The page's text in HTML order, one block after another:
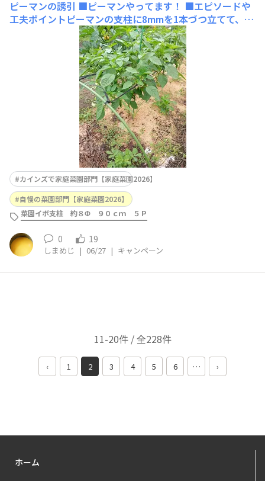
ピーマンの誘引 ■ピーマンやってます！ ■エピソードや
工夫ポイントピーマンの支柱に8mmを1本づつ立てて、畝
の間にトンネル支柱を立てて、間に紐を通しています。枝
が伸びてきたら紐や支柱に固定して、細い枝が折れないよ
うにしています。ピーマンはたくさんならせると枝が折れ
やすくなるので、こまめに固定してます。背が
カインズで家庭菜園部門【家庭菜園2026】
自慢の菜園部門【家庭菜園2026】
菜園イボ支柱 約８Φ ９０ｃｍ ５Ｐ
0 19
しまめじ | 06/27 | キャンペーン
11-20件 / 全228件
‹ 1 2 3 4 5 6 … ›
ホーム